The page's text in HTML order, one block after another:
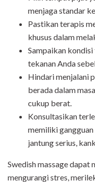
menjaga standar
Pastikan terapis
khusus dalam
Sampaikan
tekanan Anda
Hindari menjalani
berada dalam
cukup berat.
Konsultasikan
memiliki gangguan
jantung serius,
Swedish massage
mengurangi stres,